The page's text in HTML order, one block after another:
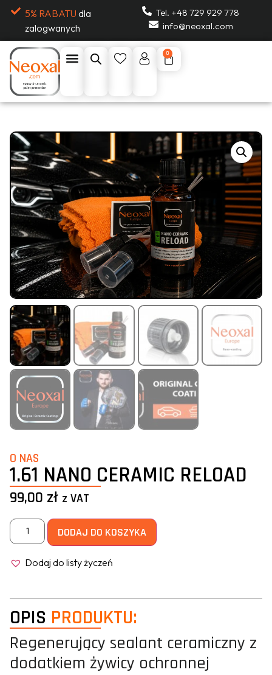
5% RABATU dla
zalogwanych
Tel. +48 729 929 778
info@neoxal.com
0
O NAS
1.61 NANO CERAMIC RELOAD
99,00 zł z VAT
DODAJ DO KOSZYKA
Dodaj do listy życzeń
OPIS PRODUKTU:
Regenerujący sealant ceramiczny z
dodatkiem żywicy ochronnej